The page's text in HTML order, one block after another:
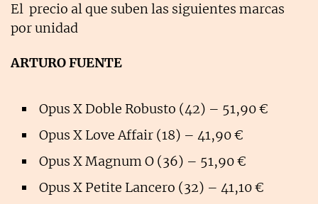
El precio al que suben las siguientes marcas
por unidad
ARTURO FUENTE
Opus X Doble Robusto (42) – 51,90 €
Opus X Love Affair (18) – 41,90 €
Opus X Magnum O (36) – 51,90 €
Opus X Petite Lancero (32) – 41,10 €